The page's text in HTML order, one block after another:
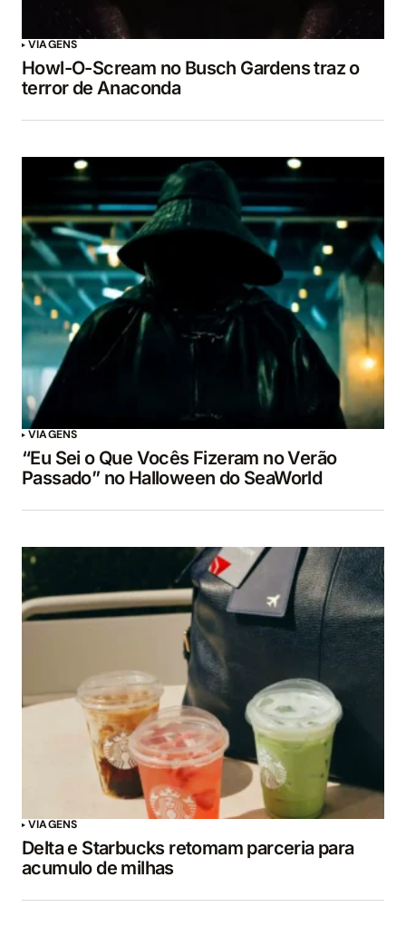
VIAGENS
Howl-O-Scream no Busch Gardens traz o
terror de Anaconda
VIAGENS
“Eu Sei o Que Vocês Fizeram no Verão
Passado” no Halloween do SeaWorld
VIAGENS
Delta e Starbucks retomam parceria para
acumulo de milhas